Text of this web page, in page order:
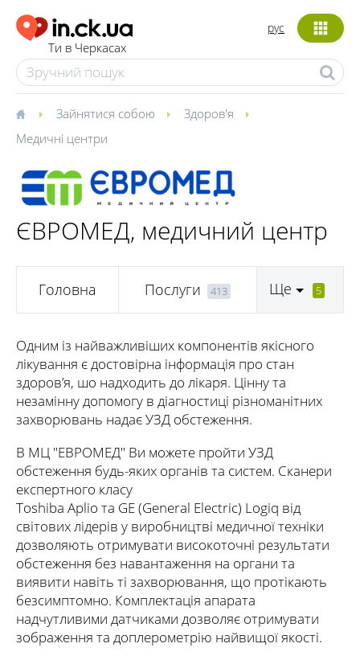
Ти в Черкасах
рус
Зайнятися собою
Здоров'я
Медичні центри
ЄВРОМЕД, медичний центр
Головна Послуги 413 Ще 5
Одним із найважливіших компонентів якісного
лікування є достовірна інформація про стан
здоров’я, шо надходить до лікаря. Цінну та
незамінну допомогу в діагностиці різноманітних
захворювань надає УЗД обстеження.
В МЦ "ЕВРОМЕД" Ви можете пройти УЗД
обстеження будь-яких органів та систем. Сканери
експертного класу
Toshiba Aplio та GE (General Electric) Logiq від
світових лідерів у виробництві медичної техніки
дозволяють отримувати високоточні результати
обстеження без навантаження на органи та
виявити навіть ті захворювання, що протікають
безсимптомно. Комплектація апарата
надчутливими датчиками дозволяє отримувати
зображення та доплерометрію найвищої якості.